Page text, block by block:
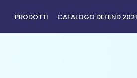
PRODOTTI CATALOGO DEFEND 2021